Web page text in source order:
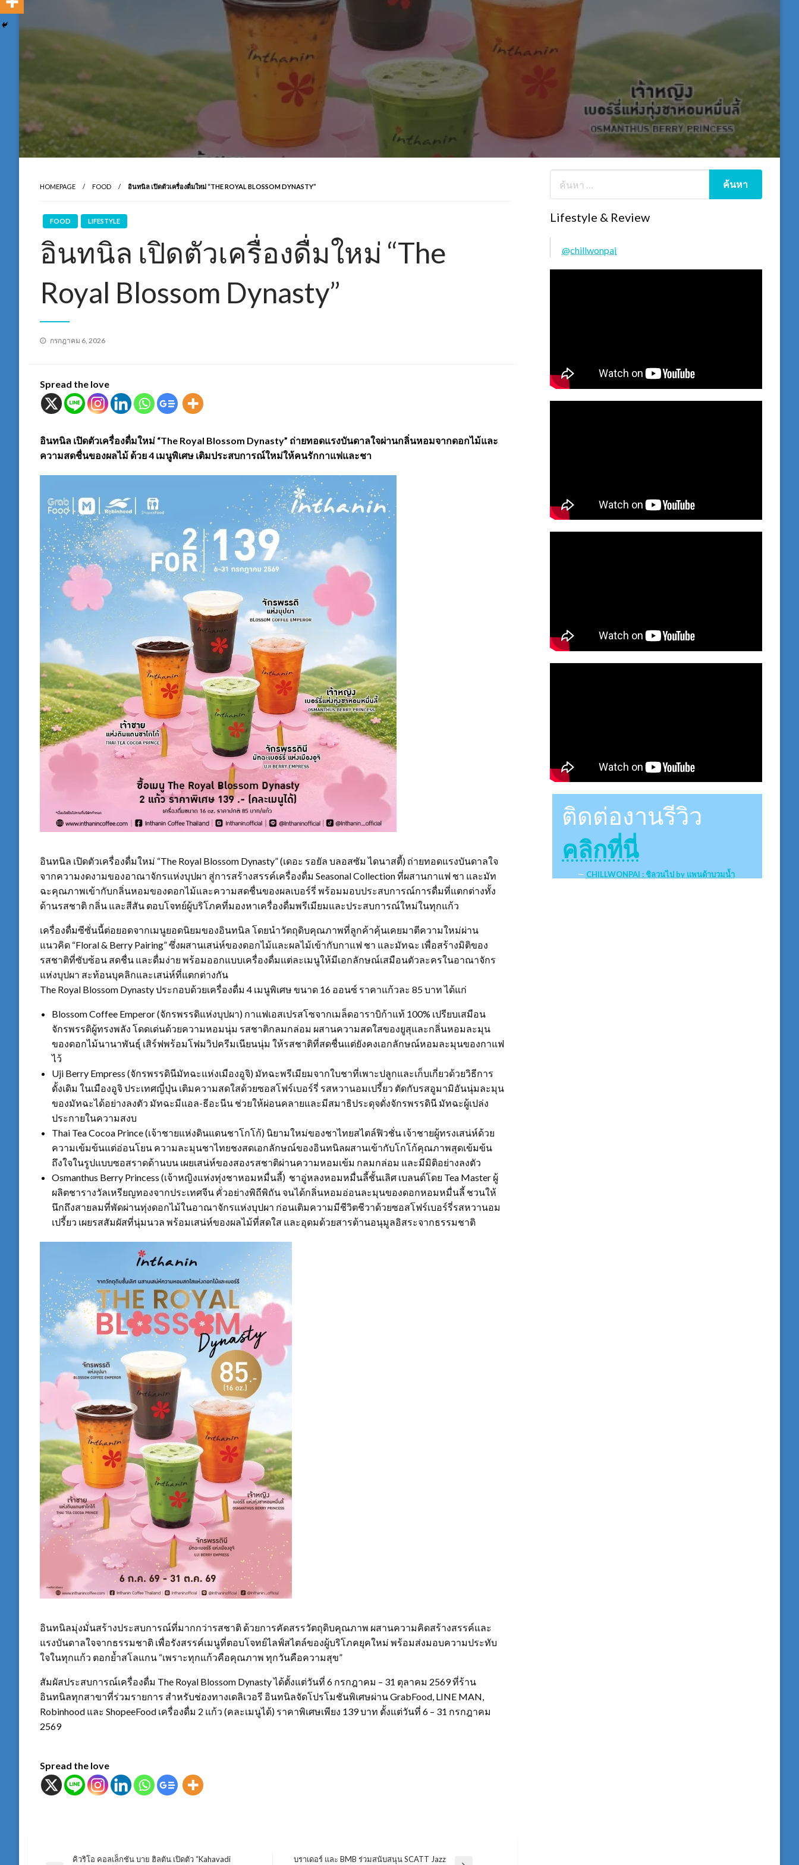
HOMEPAGE FOOD อินทนิล เปิดตัวเครื่องดื่มใหม่ “THE ROYAL BLOSSOM DYNASTY”
FOOD LIFESTYLE
อินทนิล เปิดตัวเครื่องดื่มใหม่ “The
Royal Blossom Dynasty”
Posted
กรกฎาคม 6, 2026
Spread the love
อินทนิล เปิดตัวเครื่องดื่มใหม่ “The Royal Blossom Dynasty” ถ่ายทอดแรงบันดาลใจผ่านกลิ่นหอมจากดอกไม้และ
ความสดชื่นของผลไม้ ด้วย 4 เมนูพิเศษ เติมประสบการณ์ใหม่ให้คนรักกาแฟและชา
อินทนิล เปิดตัวเครื่องดื่มใหม่ “The Royal Blossom Dynasty” (เดอะ รอยัล บลอสซัม ไดนาสตี้) ถ่ายทอดแรงบันดาลใจ
จากความงดงามของอาณาจักรแห่งบุปผา สู่การสร้างสรรค์เครื่องดื่ม Seasonal Collection ที่ผสานกาแฟ ชา และมัท
ฉะคุณภาพเข้ากับกลิ่นหอมของดอกไม้และความสดชื่นของผลเบอร์รี่ พร้อมมอบประสบการณ์การดื่มที่แตกต่างทั้ง
ด้านรสชาติ กลิ่น และสีสัน ตอบโจทย์ผู้บริโภคที่มองหาเครื่องดื่มพรีเมียมและประสบการณ์ใหม่ในทุกแก้ว
เครื่องดื่มซีซั่นนี้ต่อยอดจากเมนูยอดนิยมของอินทนิล โดยนำวัตถุดิบคุณภาพที่ลูกค้าคุ้นเคยมาตีความใหม่ผ่าน
แนวคิด “Floral & Berry Pairing” ซึ่งผสานเสน่ห์ของดอกไม้และผลไม้เข้ากับกาแฟ ชา และมัทฉะ เพื่อสร้างมิติของ
รสชาติที่ซับซ้อน สดชื่น และดื่มง่าย พร้อมออกแบบเครื่องดื่มแต่ละเมนูให้มีเอกลักษณ์เสมือนตัวละครในอาณาจักร
แห่งบุปผา สะท้อนบุคลิกและเสน่ห์ที่แตกต่างกัน
The Royal Blossom Dynasty ประกอบด้วยเครื่องดื่ม 4 เมนูพิเศษ ขนาด 16 ออนซ์ ราคาแก้วละ 85 บาท ได้แก่
Blossom Coffee Emperor (จักรพรรดิแห่งบุปผา) กาแฟเอสเปรสโซจากเมล็ดอาราบิก้าแท้ 100% เปรียบเสมือน
จักรพรรดิผู้ทรงพลัง โดดเด่นด้วยความหอมนุ่ม รสชาติกลมกล่อม ผสานความสดใสของยูสุและกลิ่นหอมละมุน
ของดอกไม้นานาพันธุ์ เสิร์ฟพร้อมโฟมวิปครีมเนียนนุ่ม ให้รสชาติที่สดชื่นแต่ยังคงเอกลักษณ์หอมละมุนของกาแฟ
ไว้
Uji Berry Empress (จักรพรรดินีมัทฉะแห่งเมืองอูจิ) มัทฉะพรีเมียมจากใบชาที่เพาะปลูกและเก็บเกี่ยวด้วยวิธีการ
ดั้งเดิม ในเมืองอูจิ ประเทศญี่ปุ่น เติมความสดใสด้วยซอสโฟร์เบอร์รี่ รสหวานอมเปรี้ยว ตัดกับรสอูมามิอันนุ่มละมุน
ของมัทฉะได้อย่างลงตัว มัทฉะมีแอล-ธีอะนีน ช่วยให้ผ่อนคลายและมีสมาธิประดุจดั่งจักรพรรดินี มัทฉะผู้เปล่ง
ประกายในความสงบ
Thai Tea Cocoa Prince (เจ้าชายแห่งดินแดนชาโกโก้) นิยามใหม่ของชาไทยสไตล์ฟิวชั่น เจ้าชายผู้ทรงเสน่ห์ด้วย
ความเข้มข้นแต่อ่อนโยน ความละมุนชาไทยชงสดเอกลักษณ์ของอินทนิลผสานเข้ากับโกโก้คุณภาพสุดเข้มข้น
ถึงใจในรูปแบบซอสราดด้านบน เผยเสน่ห์ของสองรสชาติผ่านความหอมเข้ม กลมกล่อม และมีมิติอย่างลงตัว
Osmanthus Berry Princess (เจ้าหญิงแห่งทุ่งชาหอมหมื่นลี้) ชาอู่หลงหอมหมื่นลี้ชั้นเลิศ เบลนด์โดย Tea Master ผู้
ผลิตชารางวัลเหรียญทองจากประเทศจีน คั่วอย่างพิถีพิถัน จนได้กลิ่นหอมอ่อนละมุนของดอกหอมหมื่นลี้ ชวนให้
นึกถึงสายลมที่พัดผ่านทุ่งดอกไม้ในอาณาจักรแห่งบุปผา ก่อนเติมความมีชีวิตชีวาด้วยซอสโฟร์เบอร์รี่รสหวานอม
เปรี้ยว เผยรสสัมผัสที่นุ่มนวล พร้อมเสน่ห์ของผลไม้ที่สดใส และอุดมด้วยสารต้านอนุมูลอิสระจากธรรมชาติ
อินทนิลมุ่งมั่นสร้างประสบการณ์ที่มากกว่ารสชาติ ด้วยการคัดสรรวัตถุดิบคุณภาพ ผสานความคิดสร้างสรรค์และ
แรงบันดาลใจจากธรรมชาติ เพื่อรังสรรค์เมนูที่ตอบโจทย์ไลฟ์สไตล์ของผู้บริโภคยุคใหม่ พร้อมส่งมอบความประทับ
ใจในทุกแก้ว ตอกย้ำสโลแกน “เพราะทุกแก้วคือคุณภาพ ทุกวันคือความสุข”
สัมผัสประสบการณ์เครื่องดื่ม The Royal Blossom Dynasty ได้ตั้งแต่วันที่ 6 กรกฎาคม – 31 ตุลาคม 2569 ที่ร้าน
อินทนิลทุกสาขาที่ร่วมรายการ สำหรับช่องทางเดลิเวอรี อินทนิลจัดโปรโมชันพิเศษผ่าน GrabFood, LINE MAN,
Robinhood และ ShopeeFood เครื่องดื่ม 2 แก้ว (คละเมนูได้) ราคาพิเศษเพียง 139 บาท ตั้งแต่วันที่ 6 – 31 กรกฎาคม
2569
Spread the love
คิวริโอ คอลเล็กชัน บาย ฮิลตัน เปิดตัว “Kahavadi บราเดอร์ และ BMB ร่วมสนับสนุน SCATT Jazz
Lifestyle & Review
@chillwonpai
ติดต่องานรีวิว
คลิกที่นี่
CHILLWONPAI : ชิลวนไป by แพนด้าบวมน้ำ